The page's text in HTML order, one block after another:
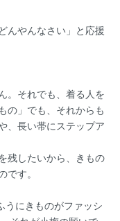
んやんなさい」と応援
。それでも、着る人を
の」でも、それからも
、長い帯にステップア
残したいから、きもの
す。
にきものがファッシ